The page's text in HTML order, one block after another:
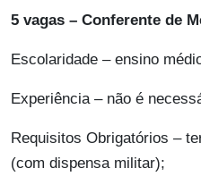
5 vagas – Conferente de
Escolaridade – ensino
Experiência – não é
Requisitos Obrigatórios –
(com dispensa militar);